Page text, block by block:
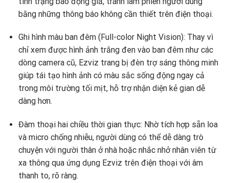
bằng những thông báo không cần thiết trên điện thoại.
Ghi hình màu ban đêm (Full-color Night Vision): Thay vì
chỉ xem được hình ảnh trắng đen vào ban đêm như các
dòng camera cũ, Ezviz trang bị đèn trợ sáng thông minh
giúp tái tạo hình ảnh có màu sắc sống động ngay cả
trong môi trường tối mịt, hỗ trợ nhận diện kẻ gian dễ
dàng hơn.
Đàm thoại hai chiều thời gian thực: Nhờ tích hợp sẵn loa
và micro chống nhiễu, người dùng có thể dễ dàng trò
chuyện với người thân ở nhà hoặc nhắc nhở nhân viên từ
xa thông qua ứng dụng Ezviz trên điện thoại với âm
thanh to, rõ ràng.